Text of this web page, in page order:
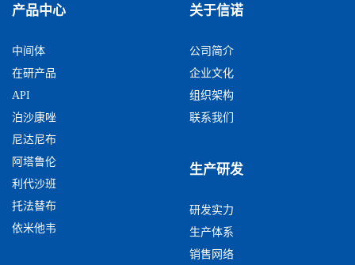
产品中心
中间体
在研产品
API
泊沙康唑
尼达尼布
阿塔鲁伦
利代沙班
托法替布
依米他韦
关于信诺
公司简介
企业文化
组织架构
联系我们
生产研发
研发实力
生产体系
销售网络